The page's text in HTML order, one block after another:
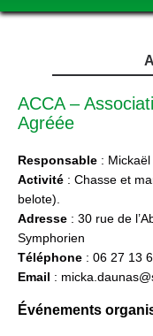
ACCA –
Agréée
Responsable :
Activité : Chasse et
belote).
Adresse : 30 rue de
Symphorien
Téléphone : 06 27 13
Email :
Événements